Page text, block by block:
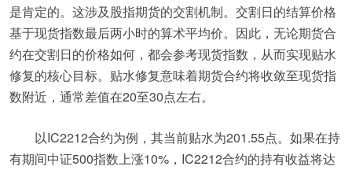
是肯定的。这涉及股指期货的交割机制。交割日的结算价格
基于现货指数最后两小时的算术平均价。因此，无论期货合
约在交割日的价格如何，都会参考现货指数，从而实现贴水
修复的核心目标。贴水修复意味着期货合约将收敛至现货指
数附近，通常差值在20至30点左右。
以IC2212合约为例，其当前贴水为201.55点。如果在持
有期间中证500指数上涨10%，IC2212合约的持有收益将达